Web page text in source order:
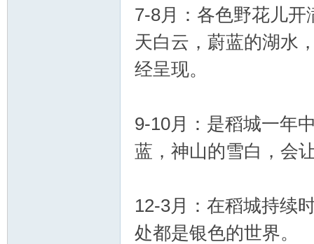
7-8月：各色野花儿
天白云，蔚蓝的湖水
经呈现。
9-10月：是稻城一年
蓝，神山的雪白，会
12-3月：在稻城持续
处都是银色的世界。